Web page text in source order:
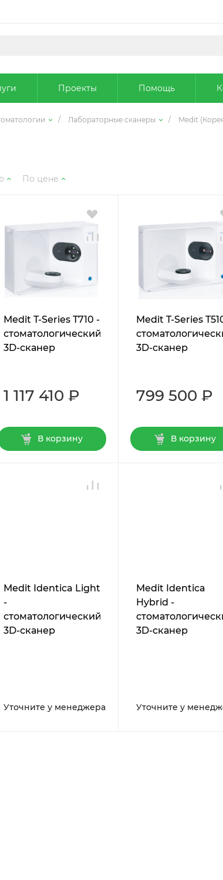
Проекты Помощь
/ Лабораторные сканеры / Medit
По цене
Medit T-Series T710 -
стоматологический
3D-сканер
1 117 410 ₽
В корзину
Medit T-Series
3D-сканер
799 500 ₽
В корзину
Medit Identica Light
-
стоматологический
3D-сканер
Уточните у менеджера
Medit Identica
Hybrid -
3D-сканер
Уточните у